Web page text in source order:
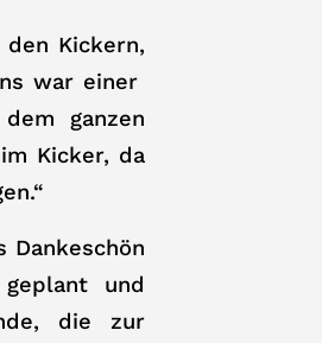
Kickern,
war einer
ganzen
Kicker, da
Dankeschön
und
die zur